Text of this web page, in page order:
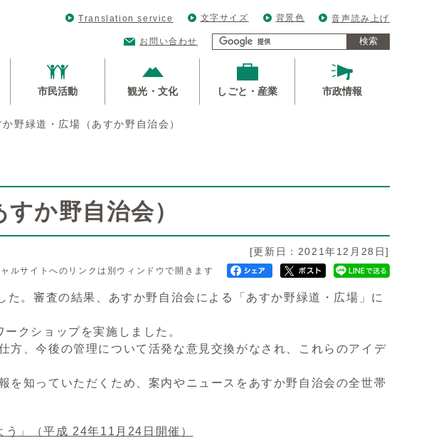
Translation service 文字サイズ 背景色 音声読み上げ
お問い合わせ 検索
市民活動 観光・文化 しごと・産業 市政情報
か野緑道・広場（あすか野自治会）
か野自治会）
[更新日：2021年12月28日]
ルサイトへのリンクは別ウィンドウで開きます
。審査の結果、あすか野自治会による「あすか野緑道・広場」に
クショップを実施しました。
方、今後の管理について活発な意見交換がなされ、これらのアイデ
を知っていただくため、案内やニュースをあすか野自治会の全世帯
」（平成 24年11月24日開催）